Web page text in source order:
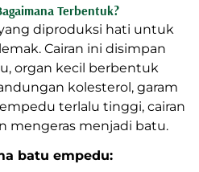
Terbentuk?
diproduksi hati untuk
Cairan ini disimpan
organ kecil berbentuk
kolesterol, garam
terlalu tinggi, cairan
mengeras menjadi batu.
batu empedu: